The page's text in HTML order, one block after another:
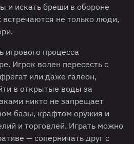
и искать бреши в обороне
встречаются не только люди,
игрового процесса
Игрок волен пересесть с
или даже галеон,
в открытые воды за
никто не запрещает
базы, крафтом оружия и
и торговлей. Играть можно
— соперничать друг с